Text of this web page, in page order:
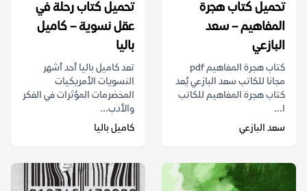
تحميل كتاب هجرة
المفاهيم – سعد
البازعي
كتاب هجرة المفاهيم pdf
مجانا للكاتب سعد البازعي يُعد
كتاب هجرة المفاهيم للكاتب
ا...
سعد البازعي
تحميل كتاب رحلة في
عقل نسوية – كاميل
باليا
تعد كاميل باليا أحد أشهر
النسويات الأمريكيات
المخضرمات المؤثرات في الفكر
والأدب...
كاميل باليا